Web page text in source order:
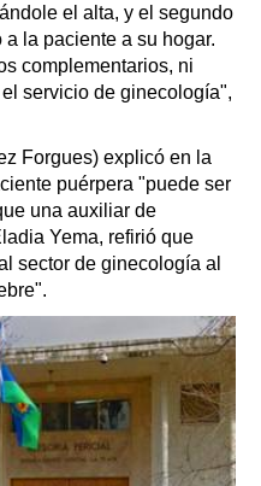
el alta, y el segundo
la paciente a su hogar.
complementarios, ni
servicio de ginecología",
Forgues) explicó en la
puérpera "puede ser
una auxiliar de
Yema, refirió que
sector de ginecología al